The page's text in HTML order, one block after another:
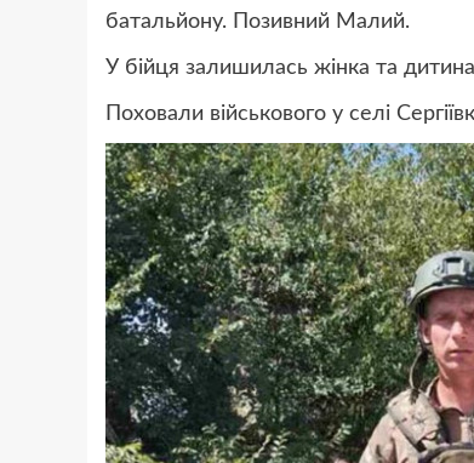
батальйону. Позивний Малий.
У бійця залишилась жінка та
Поховали військового у селі